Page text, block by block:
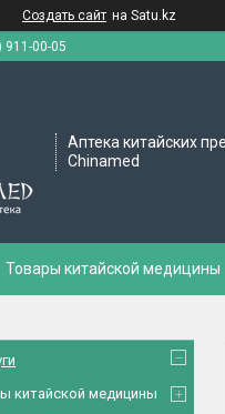
Создать сайт на Satu.kz
911-00-05
Аптека китайских
Chinamed
Товары китайской медицины
китайской медицины